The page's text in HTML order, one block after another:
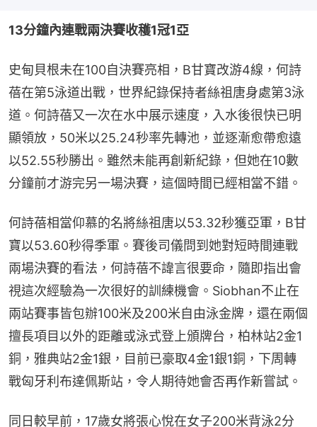
13分鐘內連戰兩決賽收穫1冠1亞
史甸貝根未在100自決賽亮相，B甘寶改游4線，何詩
蓓在第5泳道出戰，世界紀錄保持者絲祖唐身處第3泳
道。何詩蓓又一次在水中展示速度，入水後很快已明
顯領放，50米以25.24秒率先轉池，並逐漸愈帶愈遠
以52.55秒勝出。雖然未能再創新紀錄，但她在10數
分鐘前才游完另一場決賽，這個時間已經相當不錯。
何詩蓓相當仰慕的名將絲祖唐以53.32秒獲亞軍，B甘
寶以53.60秒得季軍。賽後司儀問到她對短時間連戰
兩場決賽的看法，何詩蓓不諱言很要命，隨即指出會
視這次經驗為一次很好的訓練機會。Siobhan不止在
兩站賽事皆包辦100米及200米自由泳金牌，還在兩個
擅長項目以外的距離或泳式登上頒牌台，柏林站2金1
銅，雅典站2金1銀，目前已豪取4金1銀1銅，下周轉
戰匈牙利布達佩斯站，令人期待她會否再作新嘗試。
同日較早前，17歲女將張心悅在女子200米背泳2分